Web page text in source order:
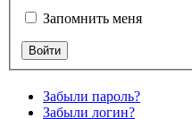
Запомнить меня
Забыли пароль?
Забыли логин?